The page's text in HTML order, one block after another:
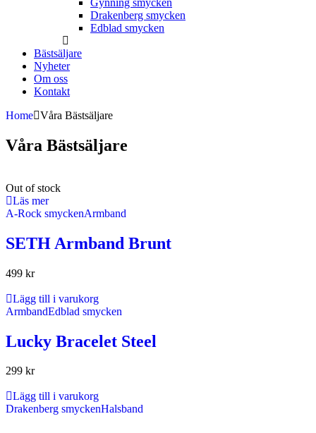
Gynning smycken
Drakenberg smycken
Edblad smycken
Bästsäljare
Nyheter
Om oss
Kontakt
Home Våra Bästsäljare
Våra Bästsäljare
Out of stock
Läs mer
A-Rock smyckenArmband
SETH Armband Brunt
499 kr
Lägg till i varukorg
ArmbandEdblad smycken
Lucky Bracelet Steel
299 kr
Lägg till i varukorg
Drakenberg smyckenHalsband